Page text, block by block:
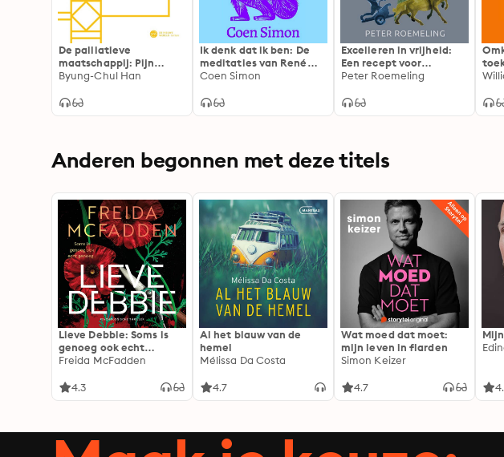
De palliatieve
maatschappij: Pijn
vandaag de dag
Byung-Chul Han
Ik denk dat ik ben: De
meditaties van René
Descartes herverteld
Coen Simon
Excelleren in vrijheid:
Een recept voor
persoonlijke
Peter Roemeling
Anderen begonnen met deze titels
Lieve Debbie: Soms is
genoeg ook echt
genoeg...
Freida McFadden
4.3
Al het blauw van de
hemel
Mélissa Da Costa
4.7
Wat moed dat moet:
mijn leven in flarden
Simon Keizer
4.7